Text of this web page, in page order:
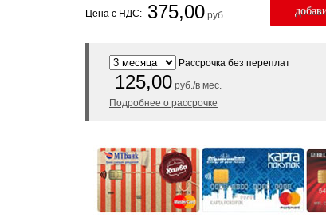
Цена с НДС: 375,00 руб.
Рассрочка без переплат
125,00 руб./в мес.
Подробнее о рассрочке